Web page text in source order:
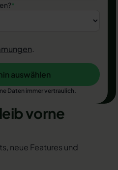
*
.
auswählen
Daten immer vertraulich.
vorne
neue Features und